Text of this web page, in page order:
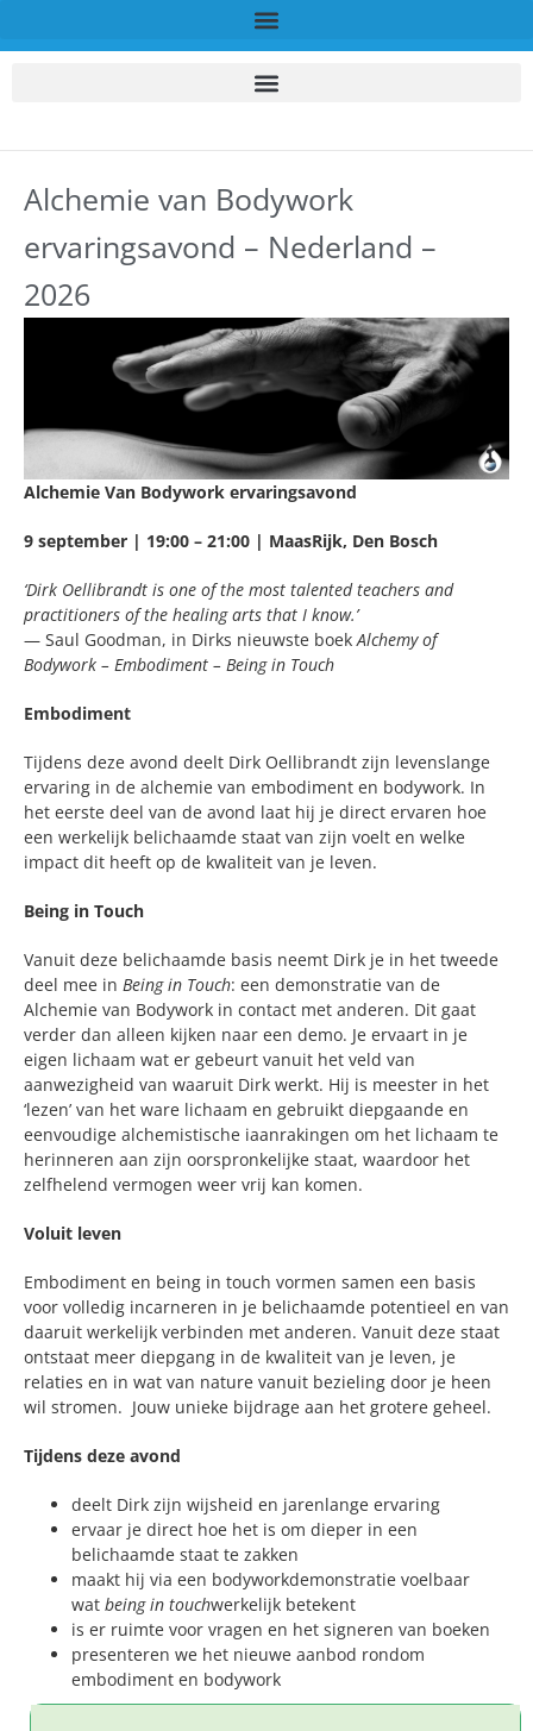
Alchemie van Bodywork
ervaringsavond – Nederland –
2026
Alchemie Van Bodywork ervaringsavond
9 september | 19:00 – 21:00 | MaasRijk, Den Bosch
‘Dirk Oellibrandt is one of the most talented teachers and
practitioners of the healing arts that I know.’
— Saul Goodman, in Dirks nieuwste boekAlchemy of
Bodywork – Embodiment – Being in Touch
Embodiment
Tijdens deze avond deelt Dirk Oellibrandt zijn levenslange
ervaring in de alchemie van embodiment en bodywork. In
het eerste deel van de avond laat hij je direct ervaren hoe
een werkelijk belichaamde staat van zijn voelt en welke
impact dit heeft op de kwaliteit van je leven.
Being in Touch
Vanuit deze belichaamde basis neemt Dirk je in het tweede
deel mee in Being in Touch: een demonstratie van de
Alchemie van Bodywork in contact met anderen. Dit gaat
verder dan alleen kijken naar een demo. Je ervaart in je
eigen lichaam wat er gebeurt vanuit het veld van
aanwezigheid van waaruit Dirk werkt. Hij is meester in het
‘lezen’ van het ware lichaam en gebruikt diepgaande en
eenvoudige alchemistische iaanrakingen om het lichaam te
herinneren aan zijn oorspronkelijke staat, waardoor het
zelfhelend vermogen weer vrij kan komen.
Voluit leven
Embodiment en being in touch vormen samen een basis
voor volledig incarneren in je belichaamde potentieel en van
daaruit werkelijk verbinden met anderen. Vanuit deze staat
ontstaat meer diepgang in de kwaliteit van je leven, je
relaties en in wat van nature vanuit bezieling door je heen
wil stromen. Jouw unieke bijdrage aan het grotere geheel.
Tijdens deze avond
deelt Dirk zijn wijsheid en jarenlange ervaring
ervaar je direct hoe het is om dieper in een
belichaamde staat te zakken
maakt hij via een bodyworkdemonstratie voelbaar
wat being in touchwerkelijk betekent
is er ruimte voor vragen en het signeren van boeken
presenteren we het nieuwe aanbod rondom
embodiment en bodywork